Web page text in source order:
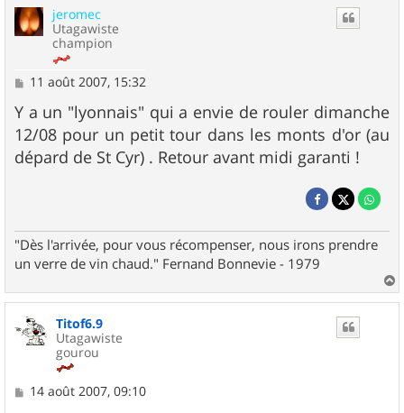
jeromec
Utagawiste
champion
M
s
s
a
g
e
11 août 2007, 15:32
Y a un "lyonnais" qui a envie de rouler dimanche
12/08 pour un petit tour dans les monts d'or (au
dépard de St Cyr) . Retour avant midi garanti !
"Dès l'arrivée, pour vous récompenser, nous irons prendre
un verre de vin chaud." Fernand Bonnevie - 1979
a
u
Titof6.9
Utagawiste
gourou
M14 août 2007, 09:10